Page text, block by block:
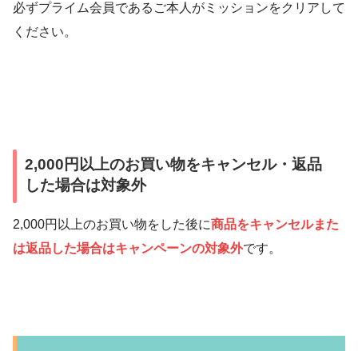
必ずプライム会員であるご本人がミッションをクリアして
ください。
2,000円以上のお買い物をキャンセル・返品
した場合は対象外
2,000円以上のお買い物をした後に商品をキャンセルまた
は返品した場合はキャンペーンの対象外です。